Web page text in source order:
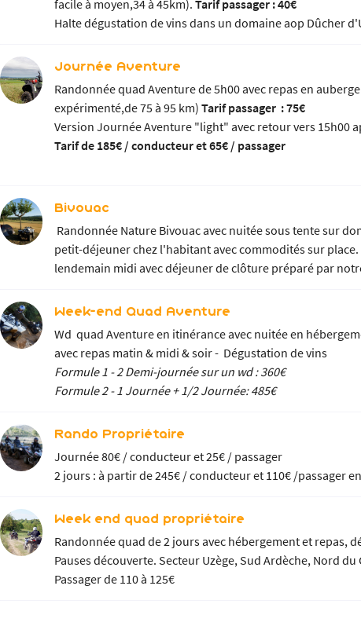
facile à moyen,34 à 45km).Tarif passager : 40€
Halte dégustation de vins dans un domaine aop Dûcher
Journée Aventure
Randonnée quad Aventure de 5h00 avec repas en
expérimenté,de 75 à 95 km)Tarif passager : 75€
Version Journée Aventure "light" avec retour vers 15h00
Tarif de 185€ / conducteur et 65€ / passager
Bivouac
Randonnée Nature Bivouac avec nuitée sous tente sur
petit-déjeuner chez l'habitant avec commodités sur
lendemain midi avec déjeuner de clôture préparé par
Week-end Quad Aventure
Wd quad Aventure en itinérance avec nuitée en
avec repas matin & midi & soir - Dégustation de vins
Formule 1 - 2 Demi-journée sur un wd : 360€
Formule 2 - 1 Journée + 1/2 Journée: 485€
Rando Propriétaire
Journée 80€ / conducteur et 25€ / passager
2 jours : à partir de 245€ / conducteur et 110€ /passager
Week end quad propriétaire
Randonnée quad de 2 jours avec hébergement et repas,
Pauses découverte. Secteur Uzège, Sud
Passager de 110 à 125€